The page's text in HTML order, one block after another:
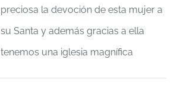
preciosa la devoción de esta mujer a
su Santa y además gracias a ella
tenemos una iglesia magnífica